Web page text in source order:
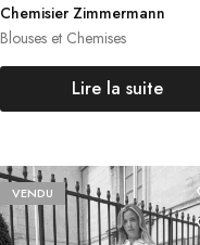
Blouses et Chemises
Chemisier Zimmermann
Lire la suite
VENDU